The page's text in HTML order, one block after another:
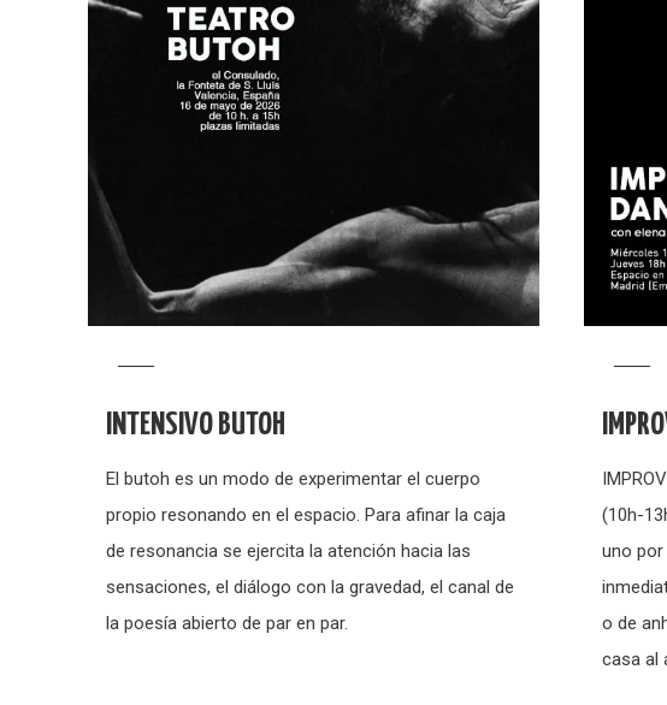
INTENSIVO BUTOH
El butoh es un modo de experimentar el cuerpo
propio resonando en el espacio. Para afinar la caja
de resonancia se ejercita la atención hacia las
sensaciones, el diálogo con la gravedad, el canal de
la poesía abierto de par en par.
(10h-
uno
o de
casa al